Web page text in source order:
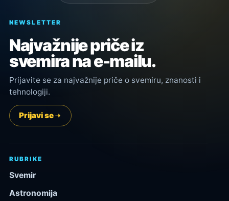
NEWSLETTER
Najvažnije priče iz
svemira na e-mailu.
Prijavite se za najvažnije priče o svemiru, znanosti i
tehnologiji.
Prijavi se
RUBRIKE
Svemir
Astronomija